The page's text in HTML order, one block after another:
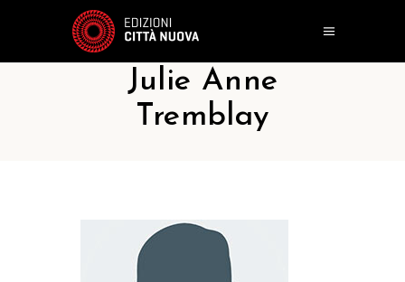
Julie Anne
Tremblay